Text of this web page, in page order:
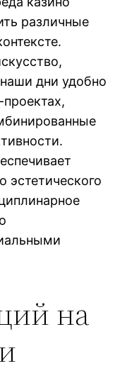
различные
дни удобно
эстетического
на